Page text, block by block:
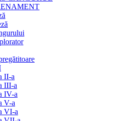
II-a
III-a
IV-a
V-a
VI-a